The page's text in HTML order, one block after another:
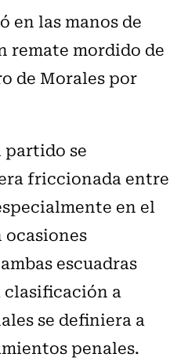
en las manos de
remate mordido de
de Morales por
se
friccionada entre
en el
escuadras
a
se definiera a
penales.